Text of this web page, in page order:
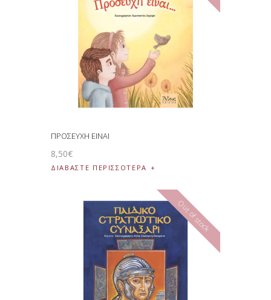
ΠΡΟΣΕΥΧΗ ΕΙΝΑΙ
8,50€
ΔΙΑΒΆΣΤΕ ΠΕΡΙΣΣΌΤΕΡΑ
Out of stock